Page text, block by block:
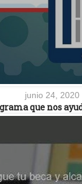
junio 24, 2020
que nos